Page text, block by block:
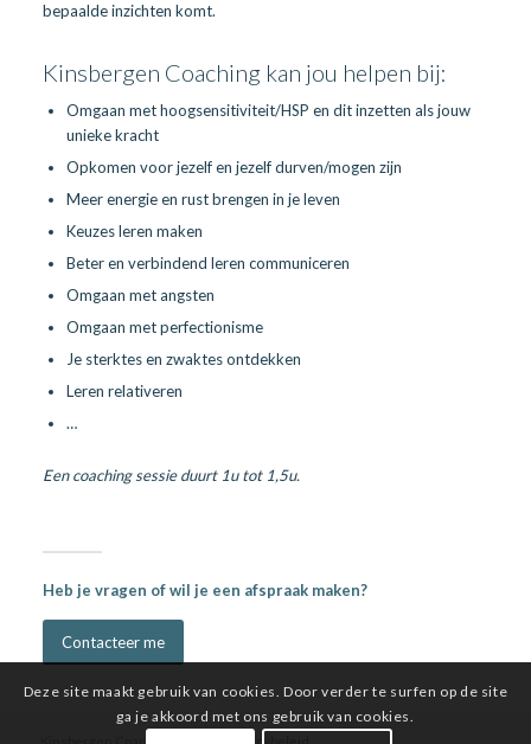
bepaalde inzichten komt.
Kinsbergen Coaching kan jou helpen bij:
Omgaan met hoogsensitiviteit/HSP en dit inzetten als jouw
unieke kracht
Opkomen voor jezelf en jezelf durven/mogen zijn
Meer energie en rust brengen in je leven
Keuzes leren maken
Beter en verbindend leren communiceren
Omgaan met angsten
Omgaan met perfectionisme
Je sterktes en zwaktes ontdekken
Leren relativeren
…
Een coaching sessie duurt 1u tot 1,5u.
Heb je vragen of wil je een afspraak maken?
Contacteer me
Deze site maakt gebruik van cookies. Door verder te surfen op de site
ga je akkoord met ons gebruik van cookies.